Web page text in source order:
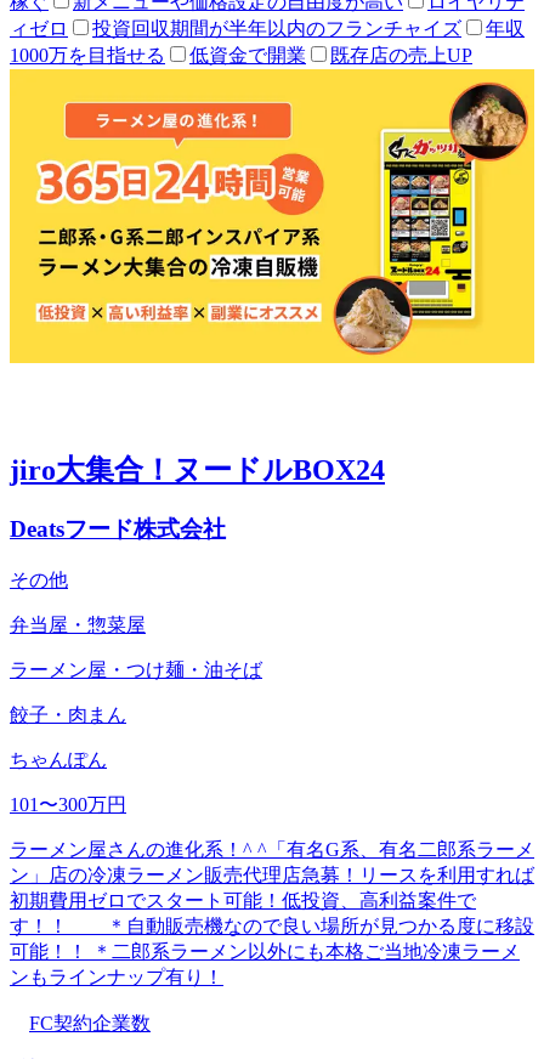
ィゼロ
投資回収期間が半年以内のフランチャイズ
年収
1000万を目指せる
低資金で開業 既存店の売上UP
jiro大集合！ヌードルBOX24
Deatsフード株式会社
その他
弁当屋・惣菜屋
ラーメン屋・つけ麺・油そば
餃子・肉まん
ちゃんぽん
101〜300万円
ラーメン屋さんの進化系！^ ^「有名G系、有名二郎系ラーメ
ン」店の冷凍ラーメン販売代理店急募！リースを利用すれば
初期費用ゼロでスタート可能！低投資、高利益案件で
す！！ ＊自動販売機なので良い場所が見つかる度に移設
可能！！ ＊二郎系ラーメン以外にも本格ご当地冷凍ラーメ
ンもラインナップ有り！
FC契約企業数